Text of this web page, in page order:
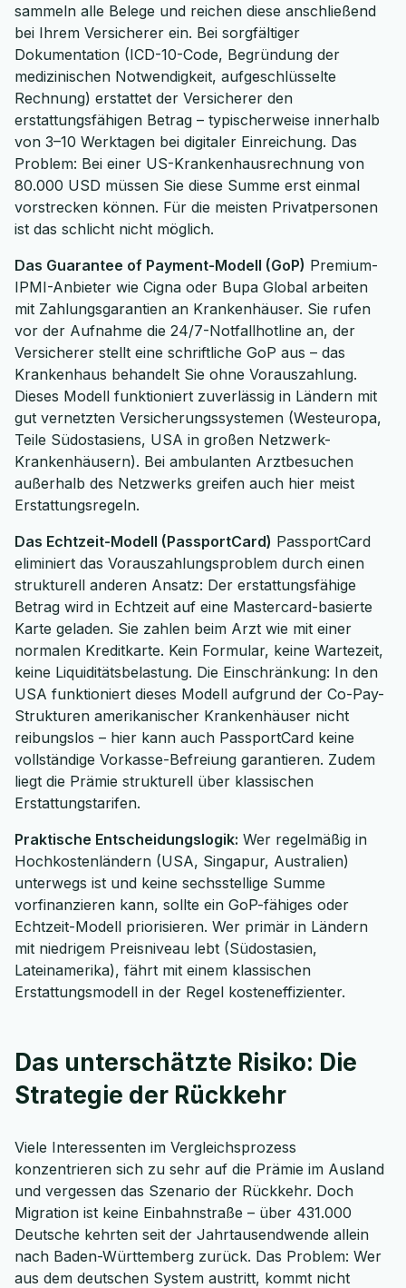
sammeln alle Belege und reichen diese anschließend
bei Ihrem Versicherer ein. Bei sorgfältiger
Dokumentation (ICD-10-Code, Begründung der
medizinischen Notwendigkeit, aufgeschlüsselte
Rechnung) erstattet der Versicherer den
erstattungsfähigen Betrag – typischerweise innerhalb
von 3–10 Werktagen bei digitaler Einreichung. Das
Problem: Bei einer US-Krankenhausrechnung von
80.000 USD müssen Sie diese Summe erst einmal
vorstrecken können. Für die meisten Privatpersonen
ist das schlicht nicht möglich.
Das Guarantee of Payment-Modell (GoP) Premium-
IPMI-Anbieter wie Cigna oder Bupa Global arbeiten
mit Zahlungsgarantien an Krankenhäuser. Sie rufen
vor der Aufnahme die 24/7-Notfallhotline an, der
Versicherer stellt eine schriftliche GoP aus – das
Krankenhaus behandelt Sie ohne Vorauszahlung.
Dieses Modell funktioniert zuverlässig in Ländern mit
gut vernetzten Versicherungssystemen (Westeuropa,
Teile Südostasiens, USA in großen Netzwerk-
Krankenhäusern). Bei ambulanten Arztbesuchen
außerhalb des Netzwerks greifen auch hier meist
Erstattungsregeln.
Das Echtzeit-Modell (PassportCard) PassportCard
eliminiert das Vorauszahlungsproblem durch einen
strukturell anderen Ansatz: Der erstattungsfähige
Betrag wird in Echtzeit auf eine Mastercard-basierte
Karte geladen. Sie zahlen beim Arzt wie mit einer
normalen Kreditkarte. Kein Formular, keine Wartezeit,
keine Liquiditätsbelastung. Die Einschränkung: In den
USA funktioniert dieses Modell aufgrund der Co-Pay-
Strukturen amerikanischer Krankenhäuser nicht
reibungslos – hier kann auch PassportCard keine
vollständige Vorkasse-Befreiung garantieren. Zudem
liegt die Prämie strukturell über klassischen
Erstattungstarifen.
Praktische Entscheidungslogik: Wer regelmäßig in
Hochkostenländern (USA, Singapur, Australien)
unterwegs ist und keine sechsstellige Summe
vorfinanzieren kann, sollte ein GoP-fähiges oder
Echtzeit-Modell priorisieren. Wer primär in Ländern
mit niedrigem Preisniveau lebt (Südostasien,
Lateinamerika), fährt mit einem klassischen
Erstattungsmodell in der Regel kosteneffizienter.
Das unterschätzte Risiko: Die
Strategie der Rückkehr
Viele Interessenten im Vergleichsprozess
konzentrieren sich zu sehr auf die Prämie im Ausland
und vergessen das Szenario der Rückkehr. Doch
Migration ist keine Einbahnstraße – über 431.000
Deutsche kehrten seit der Jahrtausendwende allein
nach Baden-Württemberg zurück. Das Problem: Wer
aus dem deutschen System austritt, kommt nicht
Jetzt persönliches
Beratungsgespräch mit
Christian Bulik sichern 🤝
Wir beraten dich Montag bis Freitag von 8